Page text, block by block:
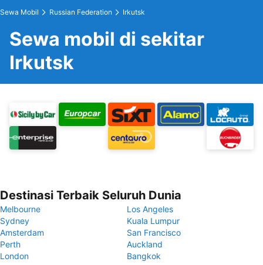
Sewa Mobil Russian Federation Irkutsk
Sewa mobil di sekitar
Irkutsk
Destinasi Terbaik Seluruh Dunia
Melbourne
Los Angeles
Sydney
Kuala Lumpur
Amsterdam
San Francisco
Perth
Auckland
London
Bangkok